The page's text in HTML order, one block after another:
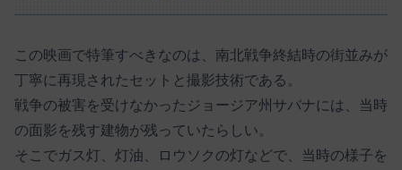
この映画で特筆すべきなのは、南北戦争終結時の街並みが
丁寧に再現されたセットと撮影技術である。
戦争の被害を受けなかったジョージア州サバナには、当時
の面影を残す建物が残っていたらしい。
そこでガス灯、灯油、ロウソクの灯などで、当時の様子を